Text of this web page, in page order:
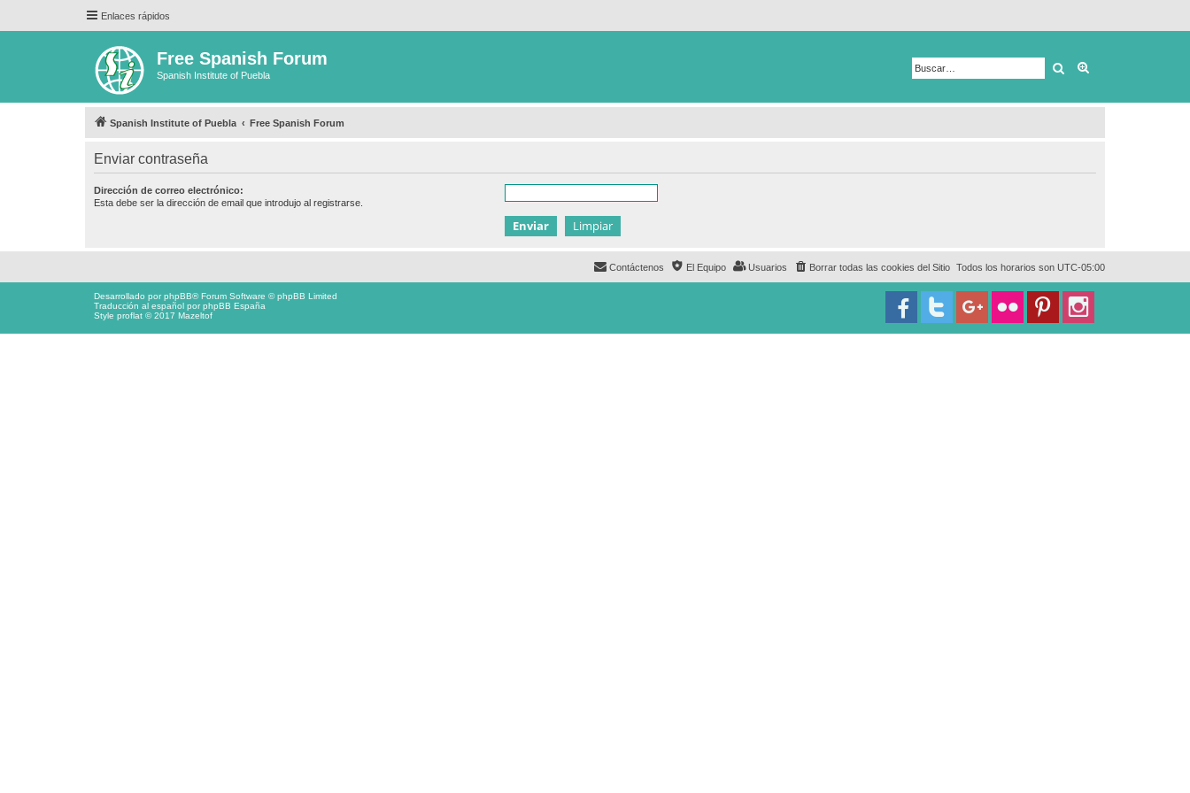
Enlaces rápidos
Free Spanish Forum
Spanish Institute of Puebla Buscar
Spanish Institute of Puebla Free Spanish Forum
Enviar contraseña
Dirección de correo electrónico:
Esta debe ser la dirección de email que introdujo al registrarse.
Todos los horarios son UTC-05:00
Borrar todas las cookies del Sitio
Usuarios
El Equipo
Contáctenos
Desarrollado porphpBB® Forum Software © phpBB Limited
Traducción al español porphpBB España
Style proflat © 2017 Mazeltof